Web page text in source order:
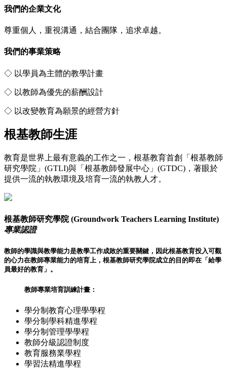
我們的企業文化
尊重個人，重視溝通，結合團隊，追求卓越。
我們的事業策略
◇ 以學員為主體的教學計畫
◇ 以教師為優先的薪酬設計
◇ 以改變教育為願景的經營方針
根基教師生涯
教育是世界上最有意義的工作之一，根基教育首創「根基教師
研究學院」(GTLI)與「根基教師發展中心」(GTDC)，著眼於
提供一流的執教環境及培育一流的執教人才。
根基教師研究學院 (Groundwork Teachers Learning Institute)
專業認證
教師的學識與教學能力是教學工作成敗的重要關鍵，因此根基教育投入可觀
的心力在教師專業能力的培育上，根基教師研究學院成立的目的即在「給學
員最好的教育」。
教師專業培育訓練計畫：
學分制教育心理學學程
學分制學科精進學程
學分制管理學學程
教師分級認證制度
教育服務業學程
學習法精進學程